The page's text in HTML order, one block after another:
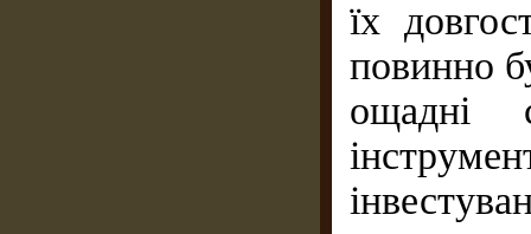
їх
повинно
ощадні